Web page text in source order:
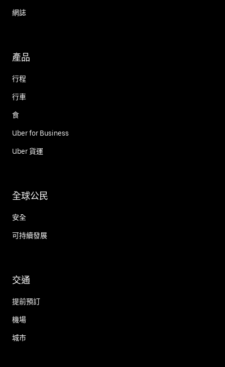
網誌
產品
行程
行車
食
Uber for Business
Uber 貨運
全球公民
安全
可持續發展
交通
提前預訂
機場
城市